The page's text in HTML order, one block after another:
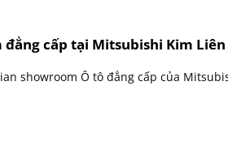
cấp tại Mitsubishi Kim Liên
showroom Ô tô đẳng cấp của